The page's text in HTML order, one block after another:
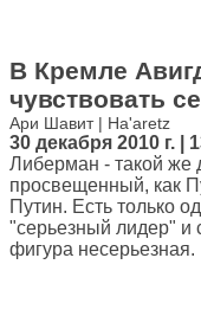
В Кремле
чувствовать
Ари Шавит | Ha'aretz
30 декабря 2010 г. |
Либерман - такой же
просвещенный, как
Путин. Есть только
"серьезный лидер" и
фигура несерьезная.